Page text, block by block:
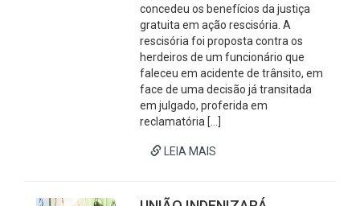
concedeu os benefícios da justiça
gratuita em ação rescisória. A
rescisória foi proposta contra os
herdeiros de um funcionário que
faleceu em acidente de trânsito, em
face de uma decisão já transitada
em julgado, proferida em
reclamatória […]
LEIA MAIS